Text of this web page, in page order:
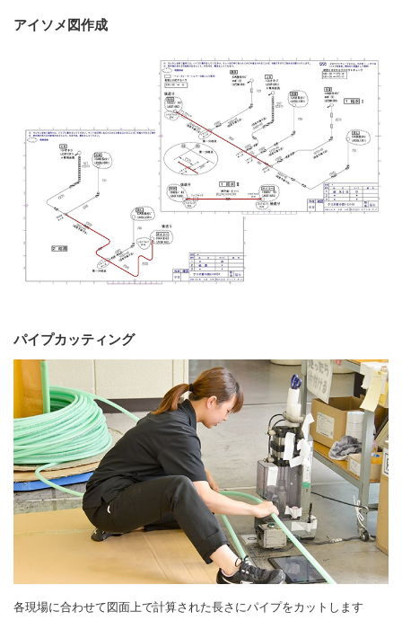
アイソメ図作成
パイプカッティング
各現場に合わせて図面上で計算された長さにパイプをカットします